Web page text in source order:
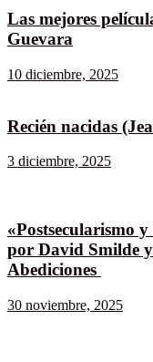
Las mejores
Guevara
10 diciembre, 2025
Recién nacidas
3 diciembre, 2025
«Postsecularismo
por David Smilde
Abediciones
30 noviembre, 2025